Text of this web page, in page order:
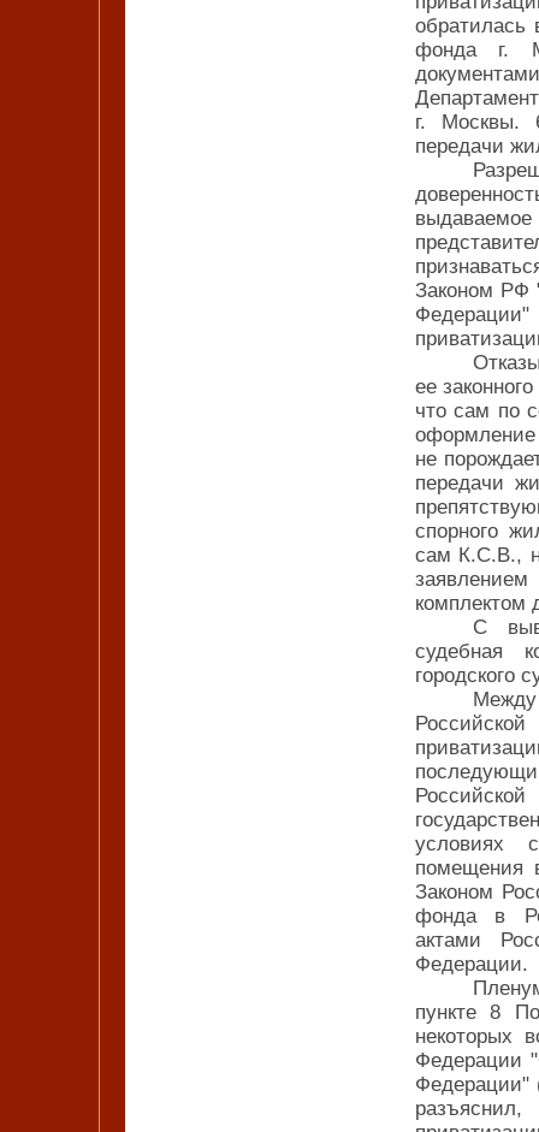
фонда г.
г. Москвы.
передачи
Законом РФ
Федерации"
ее
что сам по
оформление
не
передачи
спорного
сам К.С.В.,
комплектом
С
судебная
городского
условиях
помещения
Законом
фонда в
актами
Федерации.
пункте 8
некоторых
Федерации
Федерации"